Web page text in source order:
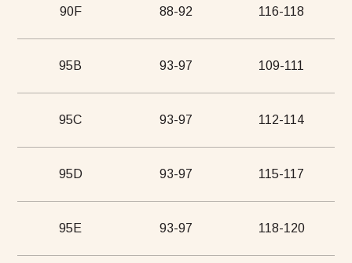
90F 88-92 116-118
95B 93-97 109-111
95C 93-97 112-114
95D 93-97 115-117
95E 93-97 118-120